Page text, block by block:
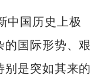
中国历史上极
的国际形势、艰
别是突如其来的